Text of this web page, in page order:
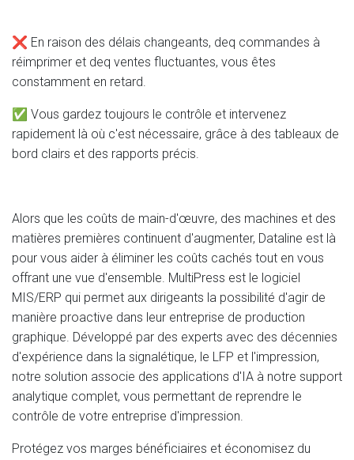
❌ En raison des délais changeants, deq commandes à
réimprimer et deq ventes fluctuantes, vous êtes
constamment en retard.
✅ Vous gardez toujours le contrôle et intervenez
rapidement là où c'est nécessaire, grâce à des tableaux de
bord clairs et des rapports précis.
Alors que les coûts de main-d'œuvre, des machines et des
matières premières continuent d'augmenter, Dataline est là
pour vous aider à éliminer les coûts cachés tout en vous
offrant une vue d'ensemble. MultiPress est le logiciel
MIS/ERP qui permet aux dirigeants la possibilité d'agir de
manière proactive dans leur entreprise de production
graphique. Développé par des experts avec des décennies
d'expérience dans la signalétique, le LFP et l'impression,
notre solution associe des applications d'IA à notre support
analytique complet, vous permettant de reprendre le
contrôle de votre entreprise d'impression.
Protégez vos marges bénéficiaires et économisez du